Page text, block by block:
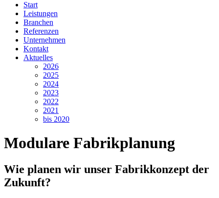
Start
Leistungen
Branchen
Referenzen
Unternehmen
Kontakt
Aktuelles
2026
2025
2024
2023
2022
2021
bis 2020
Modulare Fabrikplanung
Wie planen wir unser Fabrikkonzept der
Zukunft?